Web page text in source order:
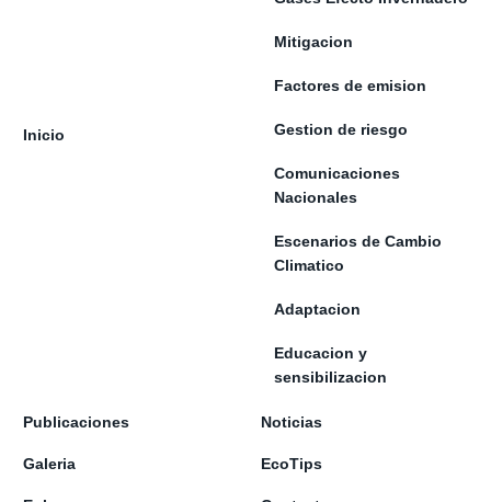
Inicio
Mitigacion
Factores de emision
Gestion de riesgo
Comunicaciones
Nacionales
Escenarios de Cambio
Climatico
Adaptacion
Educacion y
sensibilizacion
Publicaciones Noticias
Galeria EcoTips